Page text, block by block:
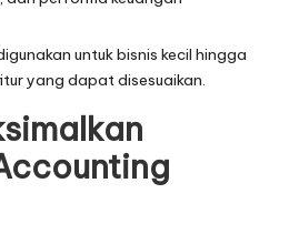
untuk bisnis kecil hingga
yang dapat disesuaikan.